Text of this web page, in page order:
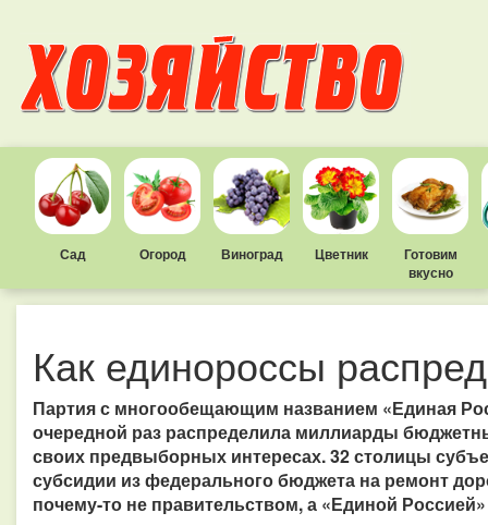
Сад Огород Виноград Цветник
Готовим
вкусно
Как единороссы
Партия с многообещающим названием «Единая
очередной раз распределила миллиарды
своих предвыборных интересах. 32 столицы
субсидии из федерального бюджета на ремонт
почему-то не правительством, а «Единой Россией»